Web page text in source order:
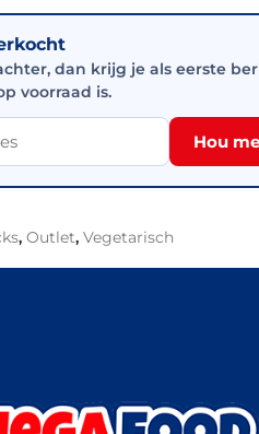
dan krijg je als eerste
voorraad is.
Hou
, Outlet, Vegetarisch